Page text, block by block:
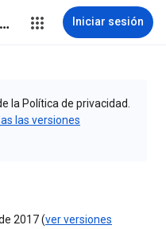
Privacidad y Condiciones Iniciar sesión
la Política de privacidad.
las versiones
2017 (ver versiones